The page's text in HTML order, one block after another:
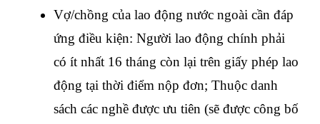
Vợ/chồng của lao động nước ngoài cần đáp
ứng điều kiện: Người lao động chính phải
có ít nhất 16 tháng còn lại trên giấy phép lao
động tại thời điểm nộp đơn; Thuộc danh
sách các nghề được ưu tiên (sẽ được công bố